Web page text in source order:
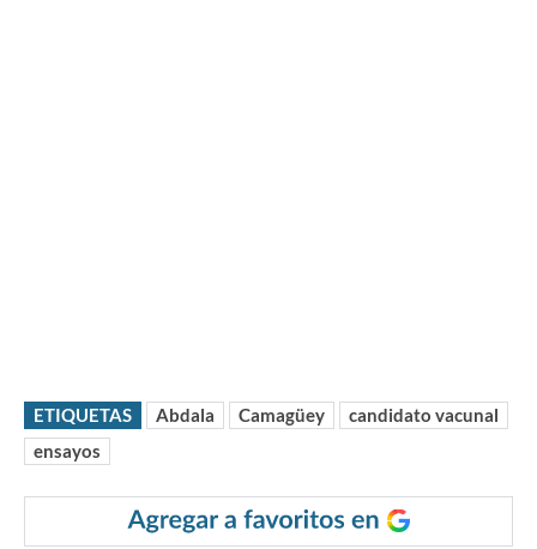
ETIQUETAS Abdala Camagüey
candidato vacunal
ensayos